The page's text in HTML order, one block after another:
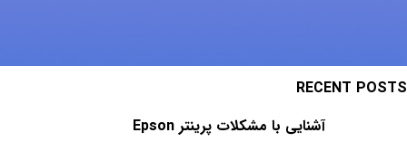
RECENT POSTS
آشنایی با مشکلات پرینتر Epson